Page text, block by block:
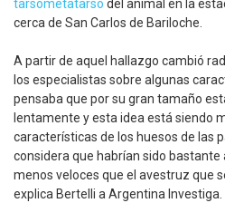
tarsometatarso del animal en la
cerca de San Carlos de Bariloche.
A partir de aquel hallazgo cambió
los especialistas sobre algunas
pensaba que por su gran tamaño
lentamente y esta idea está siendo
características de los huesos de las
considera que habrían sido bastante
menos veloces que el avestruz que
explica Bertelli a Argentina Investiga.